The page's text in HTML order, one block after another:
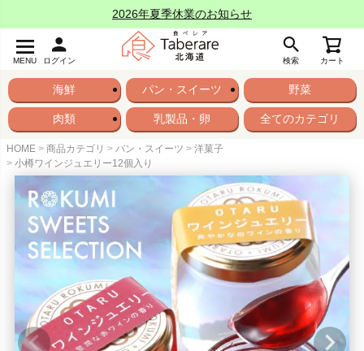
2026年夏季休業のお知らせ
MENU ログイン 検索 カート
海鮮 パン・スイーツ 野菜
肉類 乳製品・卵 全てのカテゴリ
HOME 商品カテゴリ パン・スイーツ
洋菓子
小樽ワインジュエリー12個入り